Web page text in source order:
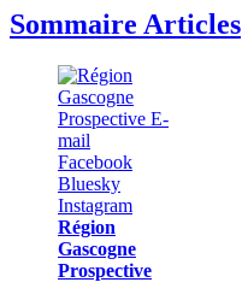
Sommaire Articles
Région
Gascogne
Prospective